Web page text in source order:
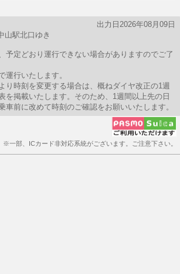
出力日2026年08月09日
山駅北口ゆき
定どおり運行できない場合がありますのでご了
行いたします。
り時刻を変更する場合は、概ねダイヤ改正の1週
を掲載いたします。そのため、1週間以上先の日
車前に改めて時刻のご確認をお願いいたします。
※一部、ICカード非対応系統がございます。ご注意下さい。